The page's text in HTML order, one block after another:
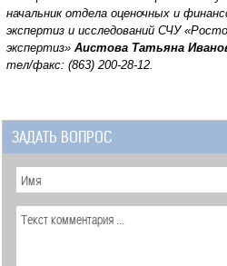
начальник отдела оценочных и
экспертиз и исследований СЧУ
экспертиз» Аистова Татьяна
тел/факс: (863) 200-28-12.
ЗАДАТЬ ВОПРОС